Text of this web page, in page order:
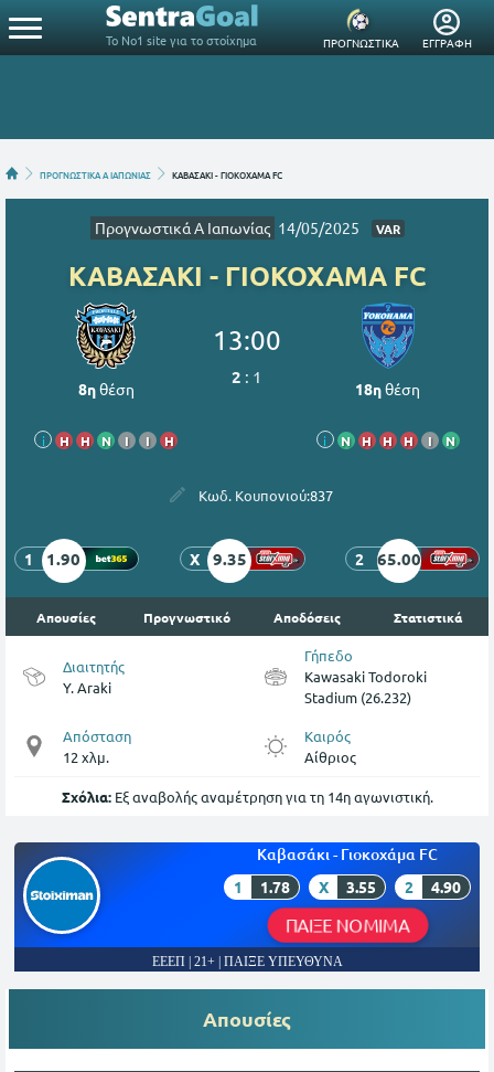
Το Νο1 site για το στοίχημα ΠΡΟΓΝΩΣΤΙΚΑ ΕΓΓΡΑΦΗ
ΠΡΟΓΝΩΣΤΙΚΑ Α ΙΑΠΩΝΙΑΣ ΚΑΒΑΣΑΚΙ - ΓΙΟΚΟΧΑΜΑ FC
Προγνωστικά Α Ιαπωνίας 14/05/2025 VAR
ΚΑΒΑΣΑΚΙ - ΓΙΟΚΟΧΑΜΑ FC
8ηθέση
i Η Η Ν Ι Ι Η
13:00
2 : 1
18ηθέση
i Ν Η Η Η Ι Ν
Κωδ. Κουπονιού:837
1 1.90 X 9.35 2 65.00
Απουσίες Προγνωστικό Αποδόσεις Στατιστικά
Διαιτητής
Y. Araki
Γήπεδο
Kawasaki Todoroki
Stadium (26.232)
Απόσταση
12 χλμ.
Καιρός
Αίθριος
Σχόλια:Εξ αναβολής αναμέτρηση για τη 14η αγωνιστική.
Καβασάκι - Γιοκοχάμα FC
1 1.78 X 3.55 2 4.90
ΠΑΙΞΕ ΝΟΜΙΜΑ
ΕΕΕΠ | 21+ | ΠΑΙΞΕ ΥΠΕΥΘΥΝΑ
Απουσίες